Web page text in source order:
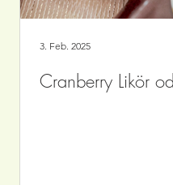
Cranberry Likör
3. Feb. 2025